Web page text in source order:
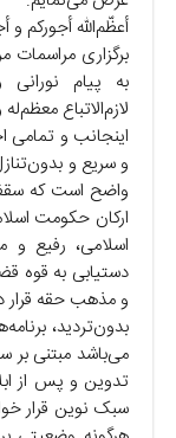
أعظّم‌الله أجورکم و
برگزاری
به پیام
لازم‌الاتباع
اینجانب و تمامی
و سریع و
واضح است که سقف
ارکان حکومت
اسلامی، رفیع و
دستیابی به قوه
و مذهب حقه قرار
بدون‌تردید،
می‌باشد مبتنی بر
تدوین و پس از
سبک نوین قرار